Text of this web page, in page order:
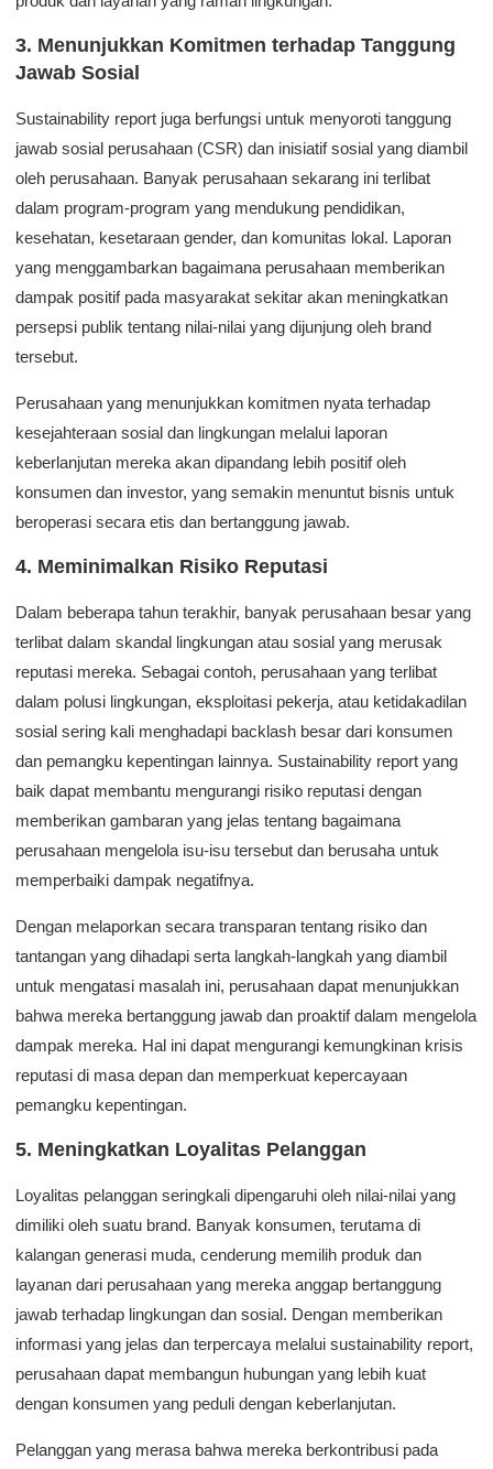
3. Menunjukkan Komitmen terhadap Tanggung
Jawab Sosial
Sustainability report juga berfungsi untuk menyoroti tanggung
jawab sosial perusahaan (CSR) dan inisiatif sosial yang diambil
oleh perusahaan. Banyak perusahaan sekarang ini terlibat
dalam program-program yang mendukung pendidikan,
kesehatan, kesetaraan gender, dan komunitas lokal. Laporan
yang menggambarkan bagaimana perusahaan memberikan
dampak positif pada masyarakat sekitar akan meningkatkan
persepsi publik tentang nilai-nilai yang dijunjung oleh brand
tersebut.
Perusahaan yang menunjukkan komitmen nyata terhadap
kesejahteraan sosial dan lingkungan melalui laporan
keberlanjutan mereka akan dipandang lebih positif oleh
konsumen dan investor, yang semakin menuntut bisnis untuk
beroperasi secara etis dan bertanggung jawab.
4. Meminimalkan Risiko Reputasi
Dalam beberapa tahun terakhir, banyak perusahaan besar yang
terlibat dalam skandal lingkungan atau sosial yang merusak
reputasi mereka. Sebagai contoh, perusahaan yang terlibat
dalam polusi lingkungan, eksploitasi pekerja, atau ketidakadilan
sosial sering kali menghadapi backlash besar dari konsumen
dan pemangku kepentingan lainnya. Sustainability report yang
baik dapat membantu mengurangi risiko reputasi dengan
memberikan gambaran yang jelas tentang bagaimana
perusahaan mengelola isu-isu tersebut dan berusaha untuk
memperbaiki dampak negatifnya.
Dengan melaporkan secara transparan tentang risiko dan
tantangan yang dihadapi serta langkah-langkah yang diambil
untuk mengatasi masalah ini, perusahaan dapat menunjukkan
bahwa mereka bertanggung jawab dan proaktif dalam mengelola
dampak mereka. Hal ini dapat mengurangi kemungkinan krisis
reputasi di masa depan dan memperkuat kepercayaan
pemangku kepentingan.
5. Meningkatkan Loyalitas Pelanggan
Loyalitas pelanggan seringkali dipengaruhi oleh nilai-nilai yang
dimiliki oleh suatu brand. Banyak konsumen, terutama di
kalangan generasi muda, cenderung memilih produk dan
layanan dari perusahaan yang mereka anggap bertanggung
jawab terhadap lingkungan dan sosial. Dengan memberikan
informasi yang jelas dan terpercaya melalui sustainability report,
perusahaan dapat membangun hubungan yang lebih kuat
dengan konsumen yang peduli dengan keberlanjutan.
Pelanggan yang merasa bahwa mereka berkontribusi pada